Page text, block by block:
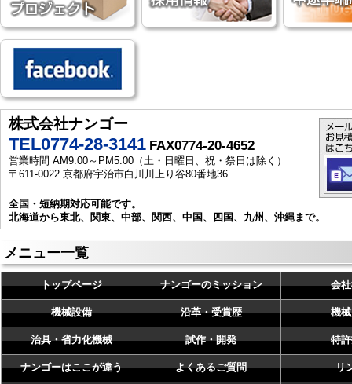
株式会社ナンゴー
TEL0774-28-3141 FAX0774-20-4652
営業時間 AM9:00～PM5:00（土・日曜日、祝・祭日は除く）
〒611-0022 京都府宇治市白川川上り谷80番地36
全国・短納期対応可能です。
北海道から東北、関東、中部、関西、中国、四国、九州、沖縄まで。
メニュー一覧
トップページ ナンゴーのミッション 会
機械設備 沿革・受賞歴 機
治具・省力化機械 試作・開発 特
ナンゴーはここが違う よくあるご質問 リ